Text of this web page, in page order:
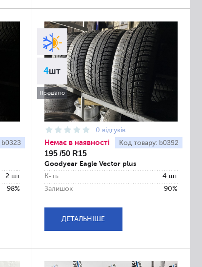
b0323
2 шт
98%
4шт
Продано
0 відгуків
Код товару: b0392
Немає в наявності
195 /50 R15
Goodyear Eagle Vector plus
К-ть
4 шт
Залишок
90%
ДЕТАЛЬНІШЕ